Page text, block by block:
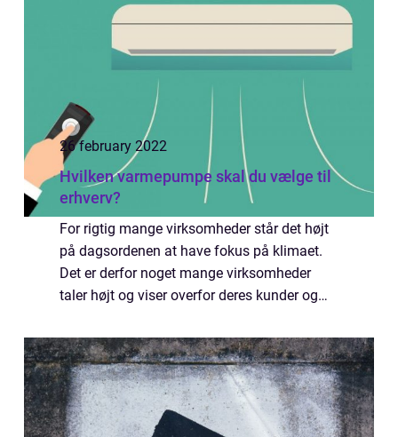
26 february 2022
Hvilken varmepumpe skal du vælge til
erhverv?
For rigtig mange virksomheder står det højt
på dagsordenen at have fokus på klimaet.
Det er derfor noget mange virksomheder
taler højt og viser overfor deres kunder og
virksomhe...